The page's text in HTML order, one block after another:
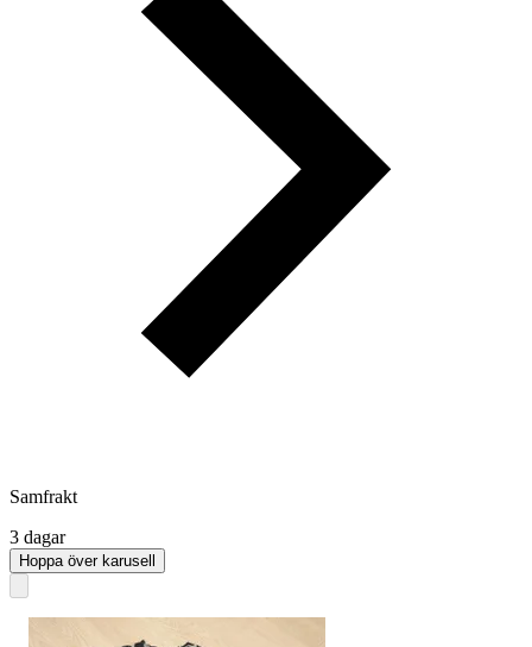
Samfrakt
3 dagar
Hoppa över karusell